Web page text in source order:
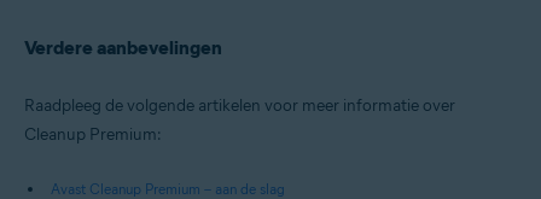
Verdere aanbevelingen
Raadpleeg de volgende artikelen voor meer informatie over
Cleanup Premium:
Avast Cleanup Premium – aan de slag